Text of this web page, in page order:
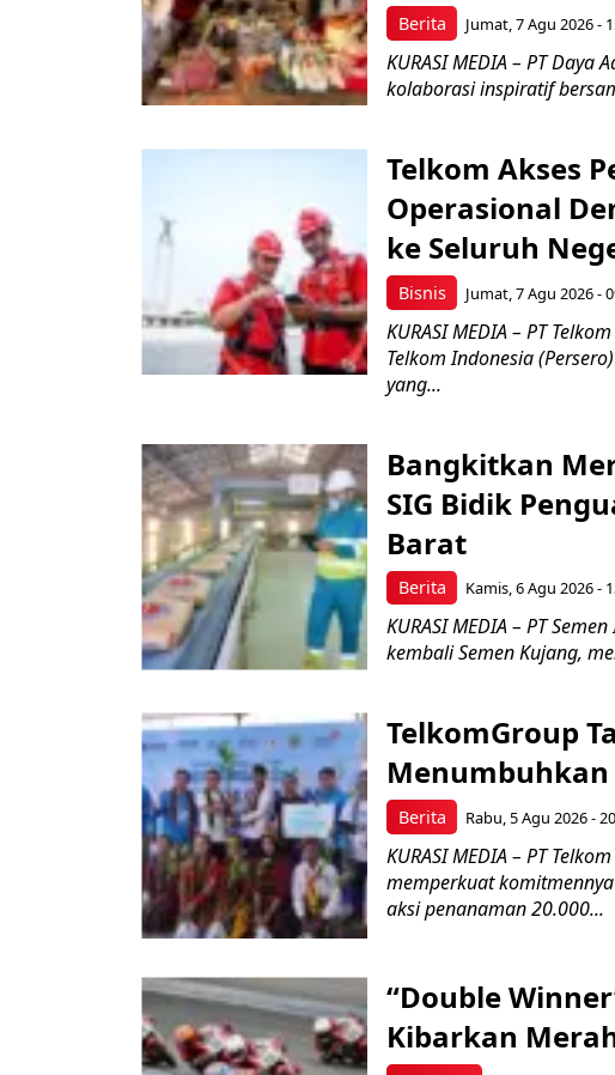
Berita Jumat, 7 Agu 2026 -
KURASI MEDIA – PT
kolaborasi inspiratif
Bisnis
Telkom Akses
Operasional
ke Seluruh
Jumat, 7 Agu 2026 -
KURASI MEDIA – PT
Telkom Indonesia
yang...
Berita
Bangkitkan
SIG Bidik
Barat
Kamis, 6 Agu 2026 -
KURASI MEDIA – PT
kembali Semen Kujang,
Berita
TelkomGroup
Menumbuhkan
Rabu, 5 Agu 2026 -
KURASI MEDIA – PT
memperkuat
aksi penanaman 20.000...
“Double
Kibarkan